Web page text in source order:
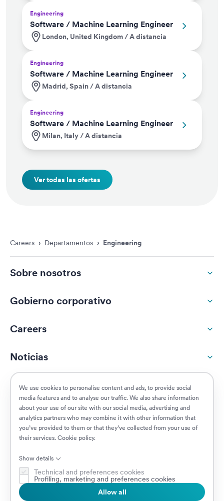
We use cookies to personalise content and ads, to provide social
media features and to analyse our traffic. We also share information
about your use of our site with our social media, advertising and
analytics partners who may combine it with other information that
you’ve provided to them or that they’ve collected from your use of
their services. Cookie policy.
Show details
Technical and preferences cookies
Profiling, marketing and preferences cookies
Allow all
Software / Machine Learning Engineer
Engineering
London, United Kingdom / A distancia
Software / Machine Learning Engineer
Engineering
Madrid, Spain / A distancia
Software / Machine Learning Engineer
Engineering
Milan, Italy / A distancia
Ver todas las ofertas
Careers › Departamentos › Engineering
Sobre nosotros
Gobierno corporativo
Careers
Noticias
Responsabilidad social
Clientes
© 2026 Prima Assicurazioni